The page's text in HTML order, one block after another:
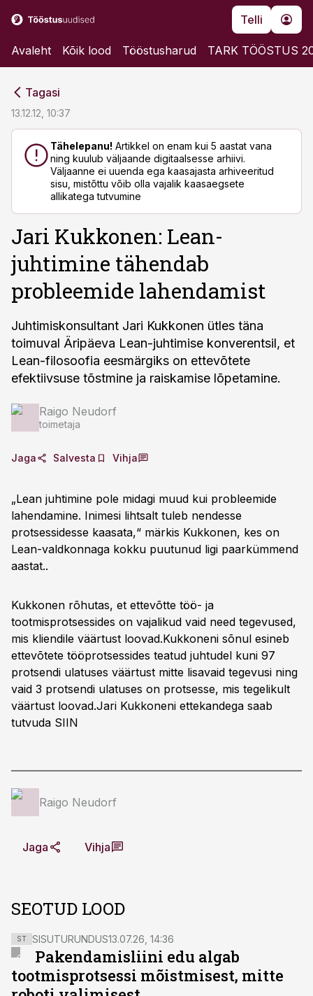
Telli
Avaleht Kõik lood Tööstusharud TARK TÖÖSTUS
Tagasi
13.12.12, 10:37
Tähelepanu! Artikkel on enam kui 5 aastat vana
ning kuulub väljaande digitaalsesse arhiivi.
Väljaanne ei uuenda ega kaasajasta arhiveeritud
sisu, mistõttu võib olla vajalik kaasaegsete
allikatega tutvumine
Jari Kukkonen: Lean-
juhtimine tähendab
probleemide lahendamist
Juhtimiskonsultant Jari Kukkonen ütles täna
toimuval Äripäeva Lean-juhtimise konverentsil, et
Lean-filosoofia eesmärgiks on ettevõtete
efektiivsuse tõstmine ja raiskamise lõpetamine.
Raigo Neudorf
toimetaja
Jaga Salvesta Vihja
„Lean juhtimine pole midagi muud kui probleemide
lahendamine. Inimesi lihtsalt tuleb nendesse
protsessidesse kaasata,“ märkis Kukkonen, kes on
Lean-valdkonnaga kokku puutunud ligi paarkümmend
aastat..
Kukkonen rõhutas, et ettevõtte töö- ja
tootmisprotsessides on vajalikud vaid need tegevused,
mis kliendile väärtust loovad.Kukkoneni sõnul esineb
ettevõtete tööprotsessides teatud juhtudel kuni 97
protsendi ulatuses väärtust mitte lisavaid tegevusi ning
vaid 3 protsendi ulatuses on protsesse, mis tegelikult
väärtust loovad.Jari Kukkoneni ettekandega saab
tutvuda SIIN
Raigo Neudorf
Jaga Vihja
SEOTUD LOOD
ST SISUTURUNDUS13.07.26, 14:36
Pakendamisliini edu algab
tootmisprotsessi mõistmisest, mitte